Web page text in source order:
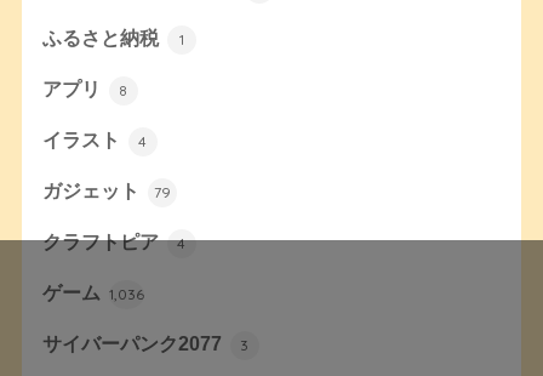
ふるさと納税 1
アプリ 8
イラスト 4
ガジェット 79
クラフトピア 4
ゲーム 1,036
サイバーパンク2077 3